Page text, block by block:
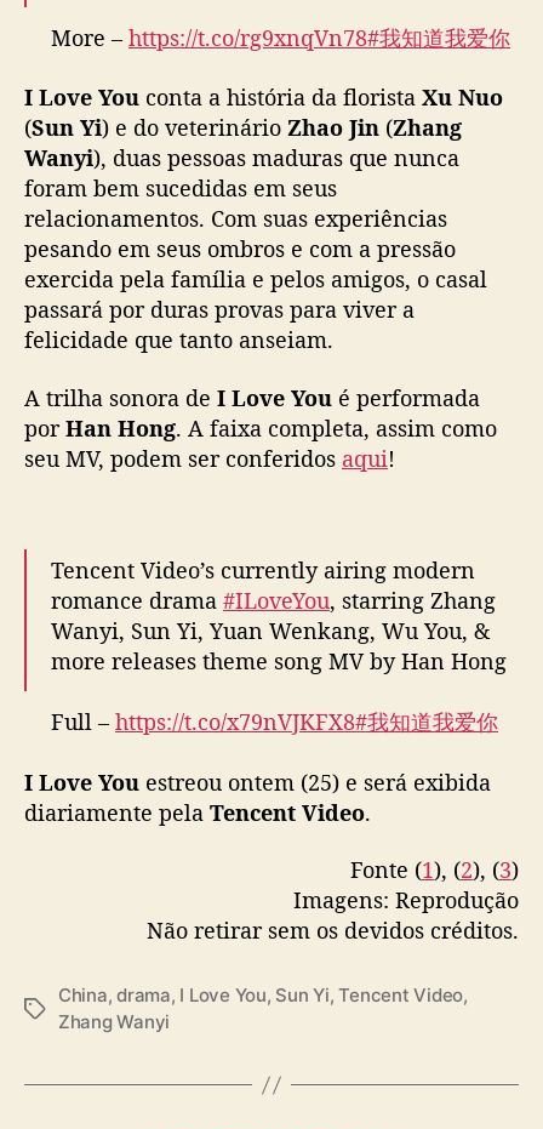
y
i
S
u
n
i
l
a
n
ç
S
T
e
o
s
o
f
i
i
i
ó
s
e
t
More – https://t.co/rg9xnqVn78#我知道我爱你
— cdrama tweets (@dramapotatoe)
December 26, 2023
I Love You conta a história da florista Xu Nuo
(Sun Yi) e do veterinário Zhao Jin (Zhang
Wanyi), duas pessoas maduras que nunca
foram bem sucedidas em seus
relacionamentos. Com suas experiências
pesando em seus ombros e com a pressão
exercida pela família e pelos amigos, o casal
passará por duras provas para viver a
felicidade que tanto anseiam.
A trilha sonora de I Love You é performada
porHan Hong. A faixa completa, assim como
seu MV, podem ser conferidos aqui!
Tencent Video’s currently airing modern
romance drama #ILoveYou, starring Zhang
Wanyi, Sun Yi, Yuan Wenkang, Wu You, &
more releases theme song MV by Han Hong
Full – https://t.co/x79nVJKFX8#我知道我爱你
— cdrama tweets (@dramapotatoe)
December 26, 2023
I Love You estreou ontem (25) e será exibida
diariamente pela Tencent Video.
Fonte (1), (2), (3)
Imagens: Reprodução
Não retirar sem os devidos créditos.
T
s
China,drama, I Love You, Sun Yi,Tencent Video,
Zhang Wanyi